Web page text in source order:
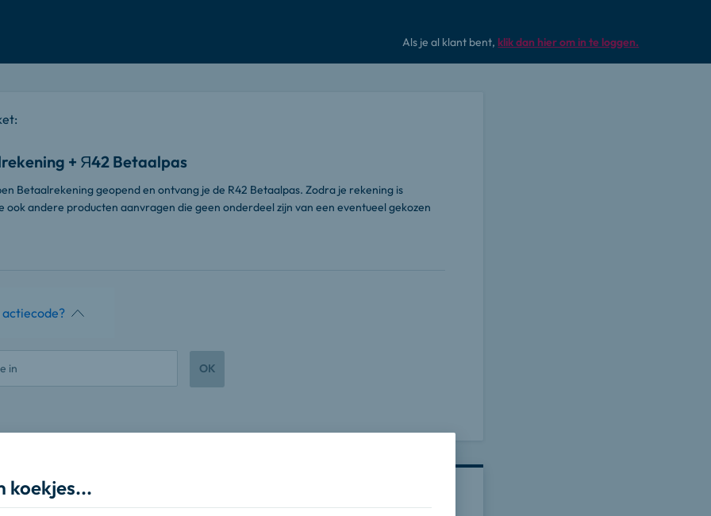
Als je al klant bent, klik dan hier om in te loggen.
+ Я42 Betaalpas
Betaalrekening geopend en ontvang je de R42 Betaalpas. Zodra je rekening is
ook andere producten aanvragen die geen onderdeel zijn van een eventueel gekozen
actiecode?
OK
in. Het is belangrijk dat deze
koekjes...